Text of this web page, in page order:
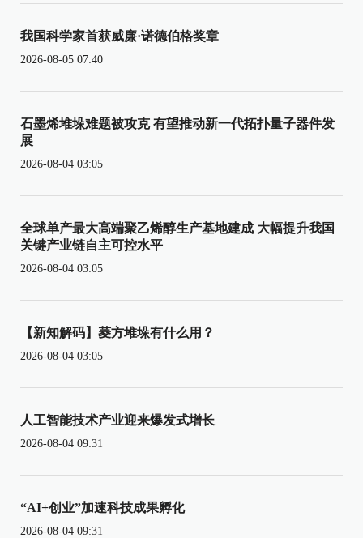
我国科学家首获威廉·诺德伯格奖章
2026-08-05 07:40
石墨烯堆垛难题被攻克 有望推动新一代拓扑量子器件发
展
2026-08-04 03:05
全球单产最大高端聚乙烯醇生产基地建成 大幅提升我国
关键产业链自主可控水平
2026-08-04 03:05
【新知解码】菱方堆垛有什么用？
2026-08-04 03:05
人工智能技术产业迎来爆发式增长
2026-08-04 09:31
“AI+创业”加速科技成果孵化
2026-08-04 09:31